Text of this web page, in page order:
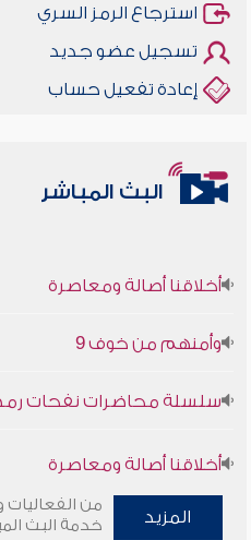
استرجاع الرمز السري
تسجيل عضو جديد
إعادة تفعيل حساب
البث المباشر
أخلاقنا أصالة ومعاصرة
وأمنهم من خوف 9
سلسلة محاضرات نفحات رمضانية
أخلاقنا أصالة ومعاصرة
وأمنهم من خوف 9
المزيد
من الفعاليات
خدمة البث